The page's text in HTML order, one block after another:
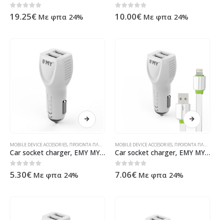
0 out of 5
19.25€ Με φπα 24% 0 out of 5
10.00€ Με φπα 24%
MOBILE DEVICE ACCESORIES ΠΡΟΪΌΝΤΑ ΠΛΗΡΟΦΟΡΙΚΉΣ - ΚΙΝΗΤΉΣ ΤΗΛΕΦΩΝΊΑΣ - ΗΛΕΚΤΡΟΝΙΚΆ
Car socket charger, EMY MY-112, 5V 2.4A, Universal , 2xUSB, without cable – 14400
0out of 5
5.30€ Με φπα 24%
MOBILE DEVICE ACCESORIES ΠΡΟΪΌΝΤΑ ΠΛΗΡΟΦΟΡΙΚΉΣ - ΚΙΝΗΤΉΣ ΤΗΛΕΦΩΝΊΑΣ - ΗΛΕΚΤΡΟΝΙΚΆ
Car socket charger, EMY MY-112, 5V 2.4A, Universal , 2xUSB, With Lightning (iPhone 5/6/7) cable – 14439
0out of 5
7.06€ Με φπα 24%